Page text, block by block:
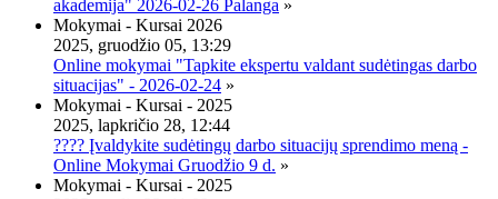
akademija" 2026-02-26 Palanga »
Mokymai - Kursai 2026
2025, gruodžio 05, 13:29
Online mokymai "Tapkite ekspertu valdant sudėtingas darbo
situacijas" - 2026-02-24 »
Mokymai - Kursai - 2025
2025, lapkričio 28, 12:44
???? Įvaldykite sudėtingų darbo situacijų sprendimo meną -
Online Mokymai Gruodžio 9 d. »
Mokymai - Kursai - 2025